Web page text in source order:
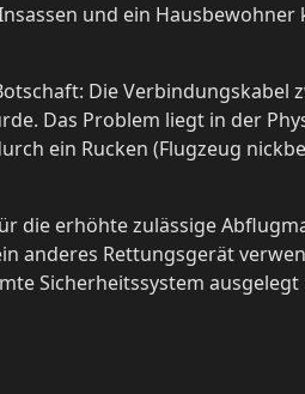
und ein
Die Verbindungskabel
Das Problem liegt in der
ein Rucken (Flugzeug
erhöhte zulässige
Rettungsgerät
Sicherheitssystem ausgelegt